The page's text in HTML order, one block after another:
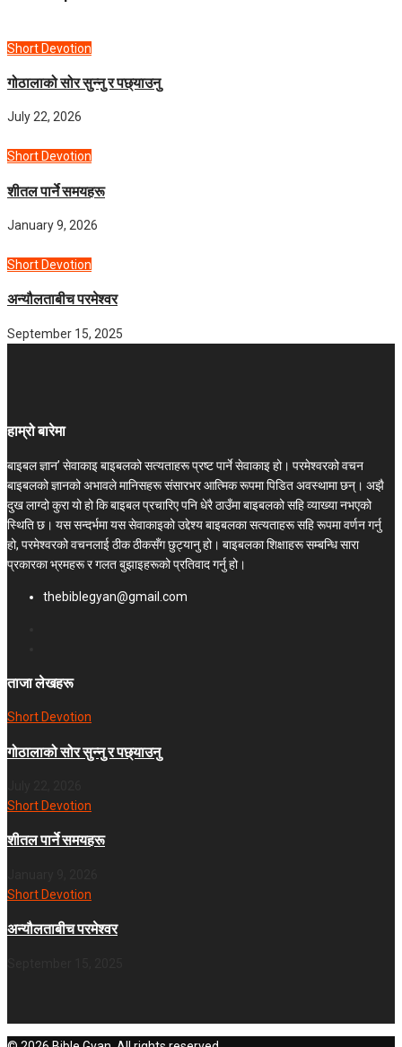
Short Devotion
गोठालाको सोर सुन्नु र पछ्याउनु
July 22, 2026
Short Devotion
शीतल पार्ने समयहरू
January 9, 2026
Short Devotion
अन्यौलताबीच परमेश्‍वर
September 15, 2025
हाम्रो बारेमा
बाइबल ज्ञान’ सेवाकाइ बाइबलको सत्यताहरू प्रष्ट पार्ने सेवाकाइ हो। परमेश्‍वरको वचन
बाइबलको ज्ञानको अभावले मानिसहरू संसारभर आत्मिक रूपमा पिडित अवस्थामा छन्। अझै
दुख लाग्दो कुरा यो हो कि बाइबल प्रचारिए पनि धेरै ठाउँमा बाइबलको सहि व्याख्या नभएको
स्थिति छ। यस सन्दर्भमा यस सेवाकाइको उद्देश्य बाइबलका सत्यताहरू सहि रूपमा वर्णन गर्नु
हो, परमेश्वरको वचनलाई ठीक ठीकसँग छुट्यानु हो। बाइबलका शिक्षाहरू सम्बन्धि सारा
प्रकारका भ्रमहरू र गलत बुझाइहरूको प्रतिवाद गर्नु हो।
thebiblegyan@gmail.com
ताजा लेखहरू
Short Devotion
गोठालाको सोर सुन्नु र पछ्याउनु
Short Devotion
शीतल पार्ने समयहरू
Short Devotion
अन्यौलताबीच परमेश्‍वर